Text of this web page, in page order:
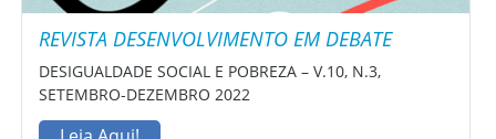
REVISTA DESENVOLVIMENTO EM DEBATE
DESIGUALDADE SOCIAL E POBREZA – V.10, N.3,
SETEMBRO-DEZEMBRO 2022